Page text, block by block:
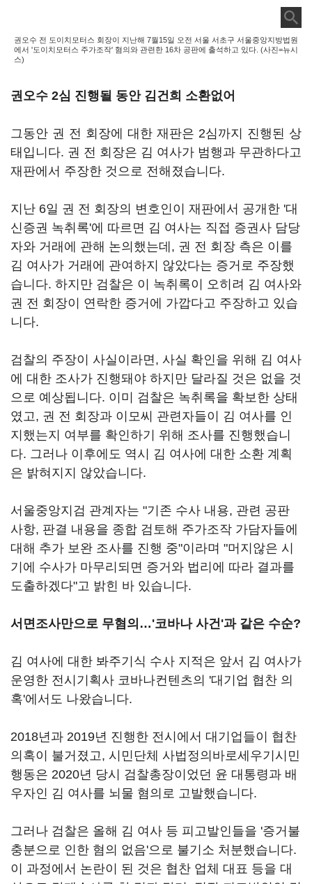
권오수 전 도이치모터스 회장이 지난해 7월15일 오전 서울 서초구 서울중앙지방법원
에서 '도이치모터스 주가조작' 혐의와 관련한 16차 공판에 출석하고 있다. (사진=뉴시
스)
권오수 2심 진행될 동안 김건희 소환없어
그동안 권 전 회장에 대한 재판은 2심까지 진행된 상
태입니다. 권 전 회장은 김 여사가 범행과 무관하다고
재판에서 주장한 것으로 전해졌습니다.
지난 6일 권 전 회장의 변호인이 재판에서 공개한 '대
신증권 녹취록'에 따르면 김 여사는 직접 증권사 담당
자와 거래에 관해 논의했는데, 권 전 회장 측은 이를
김 여사가 거래에 관여하지 않았다는 증거로 주장했
습니다. 하지만 검찰은 이 녹취록이 오히려 김 여사와
권 전 회장이 연락한 증거에 가깝다고 주장하고 있습
니다.
검찰의 주장이 사실이라면, 사실 확인을 위해 김 여사
에 대한 조사가 진행돼야 하지만 달라질 것은 없을 것
으로 예상됩니다. 이미 검찰은 녹취록을 확보한 상태
였고, 권 전 회장과 이모씨 관련자들이 김 여사를 인
지했는지 여부를 확인하기 위해 조사를 진행했습니
다. 그러나 이후에도 역시 김 여사에 대한 소환 계획
은 밝혀지지 않았습니다.
서울중앙지검 관계자는 "기존 수사 내용, 관련 공판
사항, 판결 내용을 종합 검토해 주가조작 가담자들에
대해 추가 보완 조사를 진행 중"이라며 "머지않은 시
기에 수사가 마무리되면 증거와 법리에 따라 결과를
도출하겠다"고 밝힌 바 있습니다.
서면조사만으로 무혐의…'코바나 사건'과 같은 수순?
김 여사에 대한 봐주기식 수사 지적은 앞서 김 여사가
운영한 전시기획사 코바나컨텐츠의 '대기업 협찬 의
혹'에서도 나왔습니다.
2018년과 2019년 진행한 전시에서 대기업들이 협찬
의혹이 불거졌고, 시민단체 사법정의바로세우기시민
행동은 2020년 당시 검찰총장이었던 윤 대통령과 배
우자인 김 여사를 뇌물 혐의로 고발했습니다.
그러나 검찰은 올해 김 여사 등 피고발인들을 '증거불
충분으로 인한 혐의 없음'으로 불기소 처분했습니다.
이 과정에서 논란이 된 것은 협찬 업체 대표 등을 대